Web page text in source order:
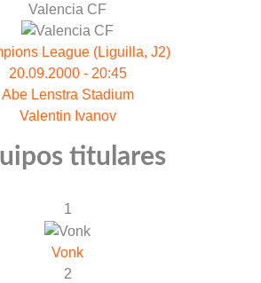
Valencia CF
League (Liguilla, J2)
20.09.2000 - 20:45
Abe Lenstra Stadium
Valentin Ivanov
titulares
1
Vonk
2